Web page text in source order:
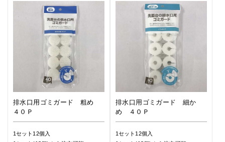
排水口用ゴミガード 粗め
４０Ｐ
1セット12個入
排水口用ゴミガード 細か
め ４０Ｐ
1セット12個入